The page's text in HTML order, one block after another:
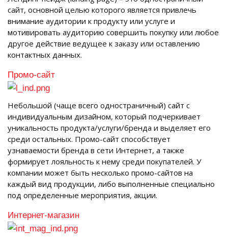
сайт, основной целью которого является привлечь
внимание аудитории к продукту или услуге и
мотивировать аудиторию совершить покупку или любое
другое действие ведущее к заказу или оставлению
контактных данных.
Промо-сайт
Небольшой (чаще всего одностраничный) сайт с
индивидуальным дизайном, который подчеркивает
уникальность продукта/услуги/бренда и выделяет его
среди остальных. Промо-сайт способствует
узнаваемости бренда в сети Интернет, а также
формирует лояльность к нему среди покупателей. У
компании может быть несколько промо-сайтов на
каждый вид продукции, либо выполненные специально
под определенные мероприятия, акции.
Интернет-магазин